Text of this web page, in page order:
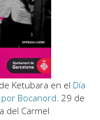
Ketubara en el Día
Bocanord. 29 de
del Carmel